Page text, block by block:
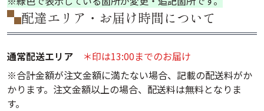
配達エリア・お届け時間について
通常配送エリア
＊印は13:00までのお届け
※合計金額が注文金額に満たない場合、記載の配送料がか
かります。注文金額以上の場合、配送料は無料となりま
す。